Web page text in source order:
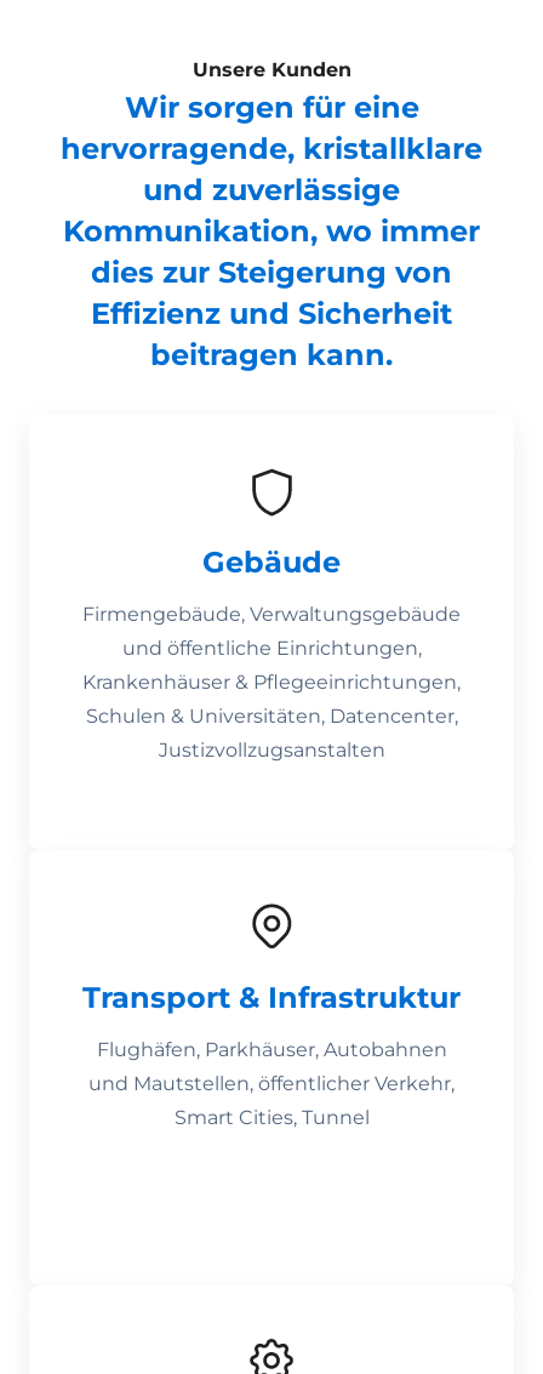
Unsere Kunden
Wir sorgen für eine
hervorragende, kristallklare
und zuverlässige
Kommunikation, wo immer
dies zur Steigerung von
Effizienz und Sicherheit
beitragen kann.
Gebäude
Firmengebäude, Verwaltungsgebäude
und öffentliche Einrichtungen,
Krankenhäuser & Pflegeeinrichtungen,
Schulen & Universitäten, Datencenter,
Justizvollzugsanstalten
Transport & Infrastruktur
Flughäfen, Parkhäuser, Autobahnen
und Mautstellen, öffentlicher Verkehr,
Smart Cities, Tunnel